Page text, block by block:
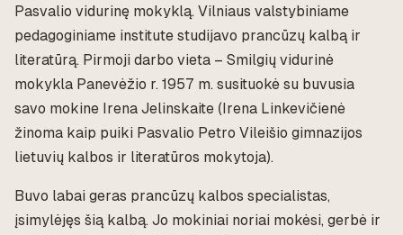
Pasvalio vidurinę mokyklą. Vilniaus valstybiniame
pedagoginiame institute studijavo prancūzų kalbą ir
literatūrą. Pirmoji darbo vieta – Smilgių vidurinė
mokykla Panevėžio r. 1957 m. susituokė su buvusia
savo mokine Irena Jelinskaite (Irena Linkevičienė
žinoma kaip puiki Pasvalio Petro Vileišio gimnazijos
lietuvių kalbos ir literatūros mokytoja).
Buvo labai geras prancūzų kalbos specialistas,
įsimylėjęs šią kalbą. Jo mokiniai noriai mokėsi, gerbė ir